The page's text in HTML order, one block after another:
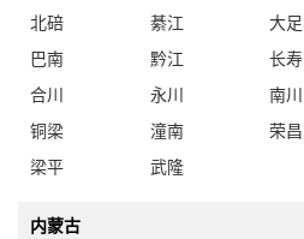
北碚
綦江 大足
巴南
黔江 长寿
合川
永川 南川
铜梁
潼南 荣昌
梁平
武隆
内蒙古